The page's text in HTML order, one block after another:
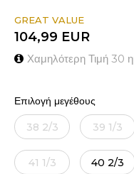
GREAT VALUE
104,99 EUR
Χαμηλότερη Τιμή 30
Επιλογή μεγέθους
38 2/3 39 1/3
41 1/3 40 2/3